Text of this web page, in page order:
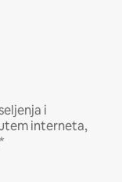
i
interneta,